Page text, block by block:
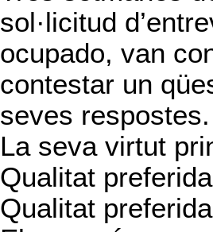
sol·licitud
ocupado, van
contestar un
seves respostes.
La seva virtut
Qualitat
Qualitat